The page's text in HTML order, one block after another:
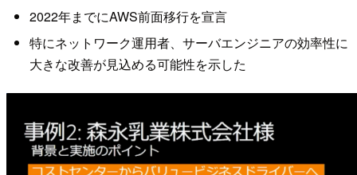
2022年までにAWS前面移行を宣言
特にネットワーク運用者、サーバエンジニアの効率性に
大きな改善が見込める可能性を示した